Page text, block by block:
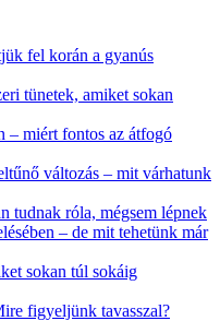
fel korán a gyanús
tünetek, amiket sokan
– miért fontos az átfogó
változás – mit várhatunk
tudnak róla, mégsem lépnek
– de mit tehetünk már
sokan túl sokáig
figyeljünk tavasszal?